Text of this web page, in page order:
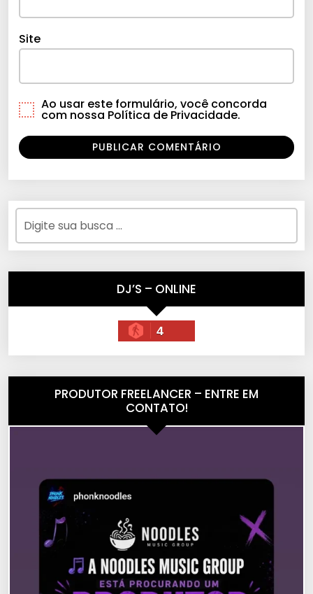
Site
Ao usar este formulário, você concorda
com nossa Política de Privacidade.
DJ’S – ONLINE
4
PRODUTOR FREELANCER – ENTRE EM
CONTATO!